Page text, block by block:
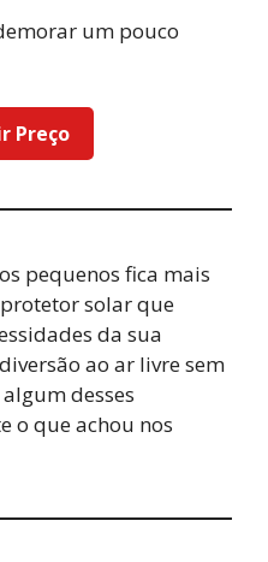
um pouco
Preço
pequenos fica mais
solar que
da sua
ao ar livre sem
desses
o que achou nos